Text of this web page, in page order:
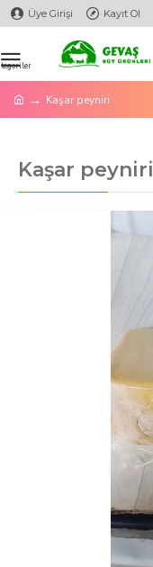
Üye Girişi Kayıt Ol
Kaşar peyniri
Kaşar peyniri